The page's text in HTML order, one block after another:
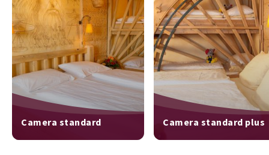
Camera standard Camera standard plus